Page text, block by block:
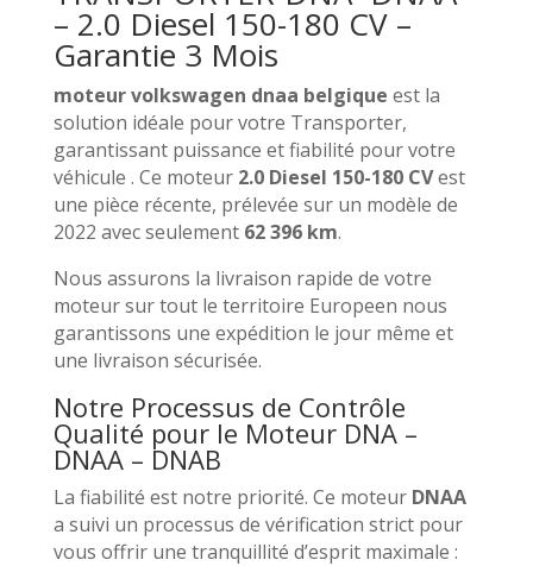
– 2.0 Diesel 150-180 CV –
Garantie 3 Mois
moteur volkswagen dnaa belgique est la
solution idéale pour votre Transporter,
garantissant puissance et fiabilité pour votre
véhicule . Ce moteur 2.0 Diesel 150-180 CVest
une pièce récente, prélevée sur un modèle de
2022 avec seulement 62 396 km.
Nous assurons la livraison rapide de votre
moteur sur tout le territoire Europeen nous
garantissons une expédition le jour même et
une livraison sécurisée.
Notre Processus de Contrôle
Qualité pour le Moteur DNA –
DNAA – DNAB
La fiabilité est notre priorité. Ce moteur DNAA
a suivi un processus de vérification strict pour
vous offrir une tranquillité d’esprit maximale :